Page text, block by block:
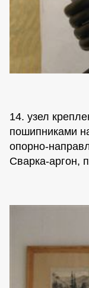
14. узел
пошипниками
опорно-
Сварка-аргон,